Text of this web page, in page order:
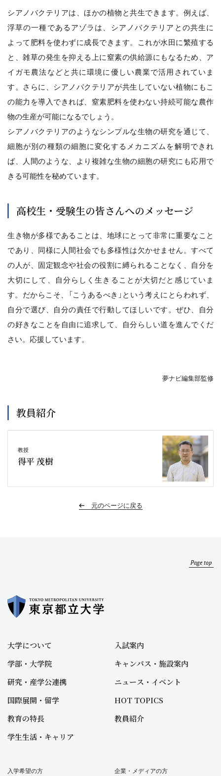
シアノバクテリアは、ほかの植物と共生できます。例えば、
浮草の一種であるアゾラは、シアノバクテリアとの共生に
よって肥料を使わずに成長できます。これが水田に繁殖する
と、雑草の発生を抑える上に窒素の供給源にもなるため、ア
イガモ農法などと共に環境に優しい農業で活用されていま
す。さらに、シアノバクテリアが共生していない植物にもこ
の能力を導入できれば、窒素肥料を使わない持続可能な農作
物の生産が可能になるでしょう。
シアノバクテリアのようなシンプルな生物の研究を通じて、
細胞が別の種類の細胞に変化するメカニズムを解明できれ
ば、人間のような、より複雑な生物の細胞の研究にも応用で
きる可能性を秘めています。
高校生・受験生の皆さんへのメッセージ
生き物が多様であることは、地球にとって非常に重要なこと
であり、同様に人間社会でも多様性は欠かせません。すべて
の人が、固定観念や社会の役割に縛られることなく、自分を
大切にして、自分らしく生きることが大切だと感じていま
す。だからこそ、「こうあるべき」という考えにとらわれず、
自分で選び、自分の責任で行動してほしいです。ぜひ、自分
の好きなことを自由に追求して、自分らしい道を進んでくだ
さい。応援しています。
夢ナビ編集部監修
教員紹介
教授
得平 茂樹
元のページに戻る
Page top
大学について
学部・大学院
研究・産学公連携
国際展開・留学
教育の特長
学生生活・キャリア
入試案内
キャンパス・施設案内
ニュース・イベント
HOT TOPICS
教員紹介
入学希望の方 企業・メディアの方